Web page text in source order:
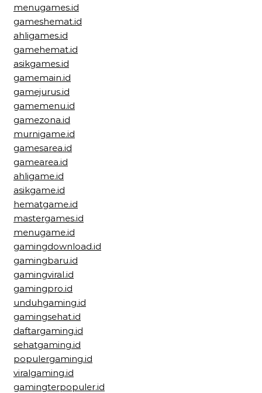
menugames.id
gameshemat.id
ahligames.id
gamehemat.id
asikgames.id
gamemain.id
gamejurus.id
gamemenu.id
gamezona.id
murnigame.id
gamesarea.id
gamearea.id
ahligame.id
asikgame.id
hematgame.id
mastergames.id
menugame.id
gamingdownload.id
gamingbaru.id
gamingviral.id
gamingpro.id
unduhgaming.id
gamingsehat.id
daftargaming.id
sehatgaming.id
populergaming.id
viralgaming.id
gamingterpopuler.id